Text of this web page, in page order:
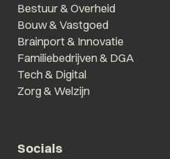
Bestuur & Overheid
Bouw & Vastgoed
Brainport & Innovatie
Familiebedrijven & DGA
Tech & Digital
Zorg & Welzijn
Socials